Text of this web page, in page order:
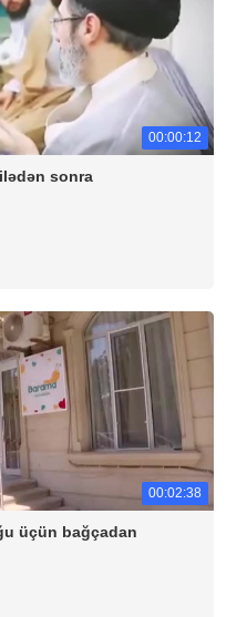
00:00:12
sonra
00:02:38
üçün bağçadan